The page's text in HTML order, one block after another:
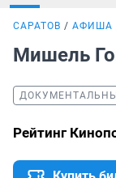
САРАТОВ АФИША
Мишель
Рейтинг